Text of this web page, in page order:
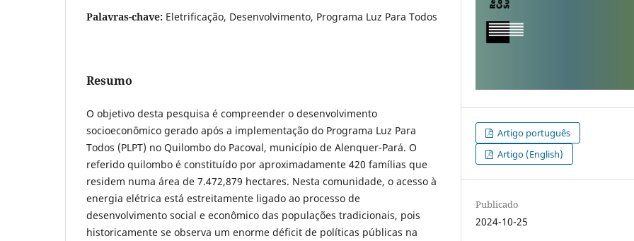
Palavras-chave: Eletrificação, Desenvolvimento, Programa Luz Para Todos
Resumo
O objetivo desta pesquisa é compreender o desenvolvimento
socioeconômico gerado após a implementação do Programa Luz Para
Todos (PLPT) no Quilombo do Pacoval, município de Alenquer-Pará. O
referido quilombo é constituído por aproximadamente 420 famílias que
residem numa área de 7.472,879 hectares. Nesta comunidade, o acesso à
energia elétrica está estreitamente ligado ao processo de
desenvolvimento social e econômico das populações tradicionais, pois
historicamente se observa um enorme déficit de políticas públicas na
Artigo português
Artigo (English)
Publicado
2024-10-25